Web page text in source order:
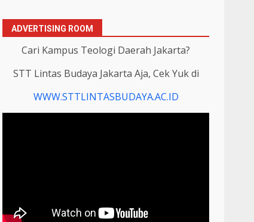
ADVERTISING ROOM
Cari Kampus Teologi Daerah Jakarta?
STT Lintas Budaya Jakarta Aja, Cek Yuk di
WWW.STTLINTASBUDAYA.AC.ID